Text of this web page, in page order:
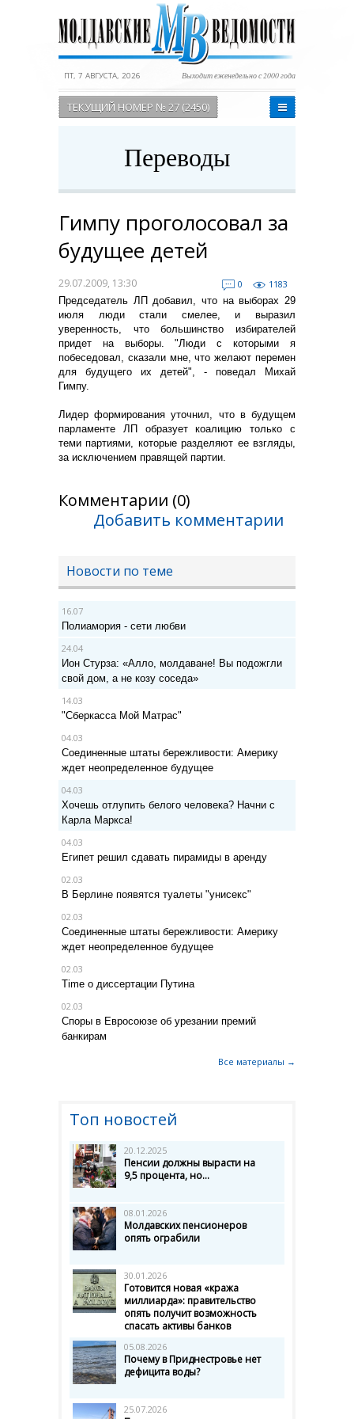
ПТ, 7 АВГУСТА, 2026 Выходит еженедельно с 2000 года
ТЕКУЩИЙ НОМЕР № 27 (2450)
Переводы
Гимпу проголосовал за
будущее детей
29.07.2009, 13:30 0
1183
Председатель ЛП добавил, что на выборах 29
июля люди стали смелее, и выразил
уверенность, что большинство избирателей
придет на выборы. "Люди с которыми я
побеседовал, сказали мне, что желают перемен
для будущего их детей", - поведал Михай
Гимпу.
Лидер формирования уточнил, что в будущем
парламенте ЛП образует коалицию только с
теми партиями, которые разделяют ее взгляды,
за исключением правящей партии.
Комментарии (0)
Добавить комментарии
Новости по теме
16.07
Полиамория - сети любви
24.04
Ион Стурза: «Алло, молдаване! Вы подожгли
свой дом, а не козу соседа»
14.03
"Сберкасса Мой Матрас"
04.03
Соединенные штаты бережливости: Америку
ждет неопределенное будущее
04.03
Хочешь отлупить белого человека? Начни с
Карла Маркса!
04.03
Египет решил сдавать пирамиды в аренду
02.03
В Берлине появятся туалеты "унисекс"
02.03
Соединенные штаты бережливости: Америку
ждет неопределенное будущее
02.03
Time о диссертации Путина
02.03
Споры в Евросоюзе об урезании премий
банкирам
Все материалы →
Топ новостей
20.12.2025
Пенсии должны вырасти на
9,5 процента, но...
08.01.2026
Молдавских пенсионеров
опять ограбили
30.01.2026
Готовится новая «кража
миллиарда»: правительство
опять получит возможность
спасать активы банков
05.08.2026
Почему в Приднестровье нет
дефицита воды?
25.07.2026